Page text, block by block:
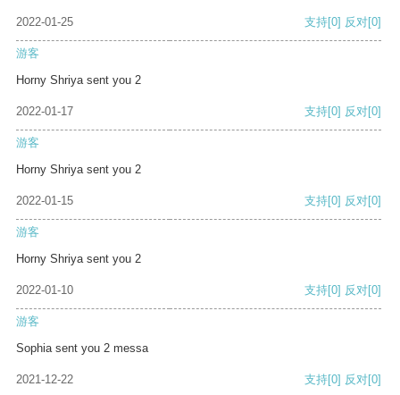
2022-01-25 支持[0] 反对[0]
游客
Horny Shriya sent you 2
2022-01-17 支持[0] 反对[0]
游客
Horny Shriya sent you 2
2022-01-15 支持[0] 反对[0]
游客
Horny Shriya sent you 2
2022-01-10 支持[0] 反对[0]
游客
Sophia sent you 2 messa
2021-12-22 支持[0] 反对[0]